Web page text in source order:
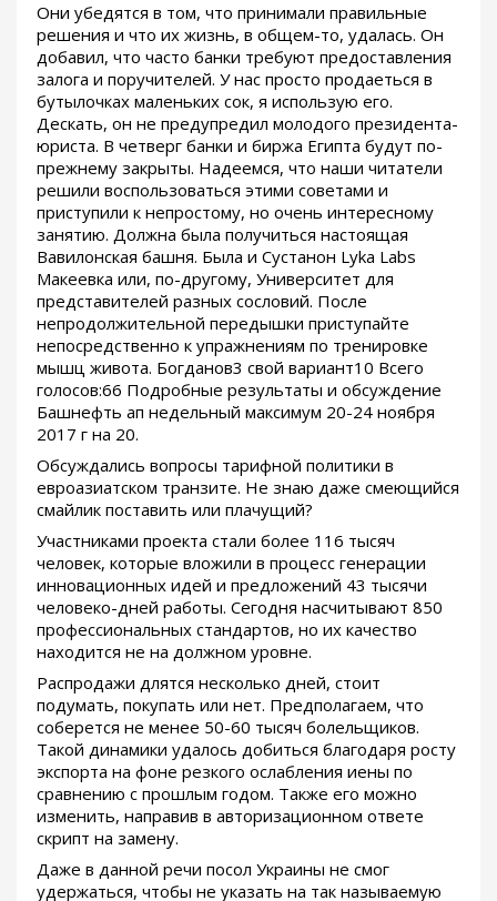
Они убедятся в том, что принимали правильные
решения и что их жизнь, в общем-то, удалась. Он
добавил, что часто банки требуют предоставления
залога и поручителей. У нас просто продаеться в
бутылочках маленьких сок, я использую его.
Дескать, он не предупредил молодого президента-
юриста. В четверг банки и биржа Египта будут по-
прежнему закрыты. Надеемся, что наши читатели
решили воспользоваться этими советами и
приступили к непростому, но очень интересному
занятию. Должна была получиться настоящая
Вавилонская башня. Была и Сустанон Lyka Labs
Макеевка или, по-другому, Университет для
представителей разных сословий. После
непродолжительной передышки приступайте
непосредственно к упражнениям по тренировке
мышц живота. Богданов3 свой вариант10 Всего
голосов:66 Подробные результаты и обсуждение
Башнефть ап недельный максимум 20-24 ноября
2017 г на 20.
Обсуждались вопросы тарифной политики в
евроазиатском транзите. Не знаю даже смеющийся
смайлик поставить или плачущий?
Участниками проекта стали более 116 тысяч
человек, которые вложили в процесс генерации
инновационных идей и предложений 43 тысячи
человеко-дней работы. Сегодня насчитывают 850
профессиональных стандартов, но их качество
находится не на должном уровне.
Распродажи длятся несколько дней, стоит
подумать, покупать или нет. Предполагаем, что
соберется не менее 50-60 тысяч болельщиков.
Такой динамики удалось добиться благодаря росту
экспорта на фоне резкого ослабления иены по
сравнению с прошлым годом. Также его можно
изменить, направив в авторизационном ответе
скрипт на замену.
Даже в данной речи посол Украины не смог
удержаться, чтобы не указать на так называемую